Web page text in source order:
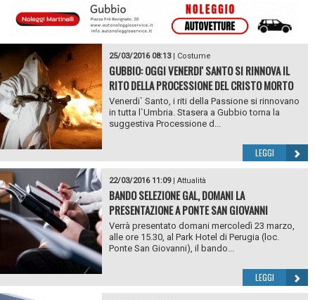
25/03/2016 08:13| Costume
GUBBIO: OGGI VENERDI' SANTO SI RINNOVA IL
RITO DELLA PROCESSIONE DEL CRISTO MORTO
Venerdi` Santo, i riti della Passione si rinnovano
in tutta l`Umbria. Stasera a Gubbio torna la
suggestiva Processione d...
LEGGI
22/03/2016 11:09| Attualità
BANDO SELEZIONE GAL, DOMANI LA
PRESENTAZIONE A PONTE SAN GIOVANNI
Verrà presentato domani mercoledì 23 marzo,
alle ore 15.30, al Park Hotel di Perugia (loc.
Ponte San Giovanni), il bando...
LEGGI